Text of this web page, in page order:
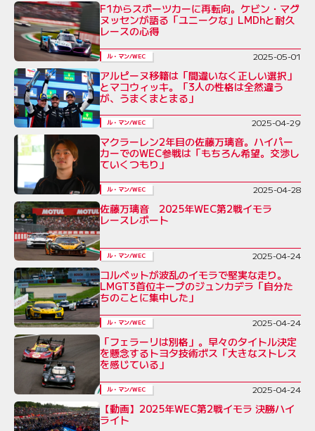
F1からスポーツカーに再転向。ケビン・マグ
ヌッセンが語る「ユニークな」LMDhと耐久
レースの心得
ル・マン/WEC 2025-05-01
アルピーヌ移籍は「間違いなく正しい選択」
とマコウィッキ。「3人の性格は全然違う
が、うまくまとまる」
ル・マン/WEC 2025-04-29
マクラーレン2年目の佐藤万璃音。ハイパー
カーでのWEC参戦は「もちろん希望。交渉し
ていくつもり」
ル・マン/WEC 2025-04-28
佐藤万璃音 2025年WEC第2戦イモラ
レースレポート
ル・マン/WEC 2025-04-24
コルベットが波乱のイモラで堅実な走り。
LMGT3首位キープのジュンカデラ「自分た
ちのことに集中した」
ル・マン/WEC 2025-04-24
「フェラーリは別格」。早々のタイトル決定
を懸念するトヨタ技術ボス「大きなストレス
を感じている」
ル・マン/WEC 2025-04-24
【動画】2025年WEC第2戦イモラ 決勝ハイ
ライト